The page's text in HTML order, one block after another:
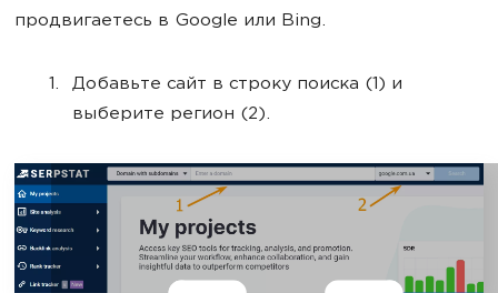
продвигаетесь в Google или Bing.
Добавьте сайт в строку поиска (1) и
выберите регион (2).